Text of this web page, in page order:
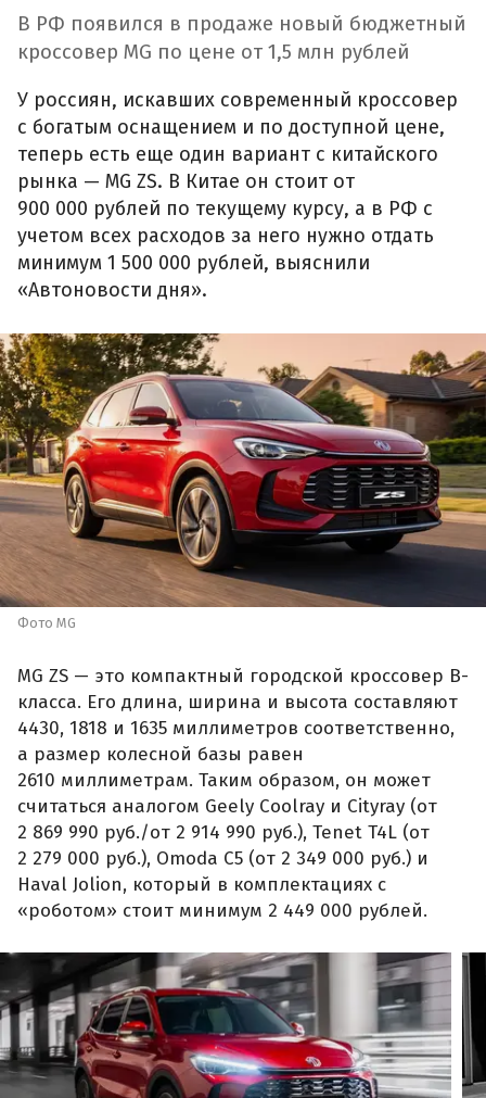
В РФ появился в продаже новый бюджетный
кроссовер MG по цене от 1,5 млн рублей
У россиян, искавших современный кроссовер
с богатым оснащением и по доступной цене,
теперь есть еще один вариант с китайского
рынка — MG ZS. В Китае он стоит от
900 000 рублей по текущему курсу, а в РФ с
учетом всех расходов за него нужно отдать
минимум 1 500 000 рублей, выяснили
«Автоновости дня».
Фото MG
MG ZS — это компактный городской кроссовер B-
класса. Его длина, ширина и высота составляют
4430, 1818 и 1635 миллиметров соответственно,
а размер колесной базы равен
2610 миллиметрам. Таким образом, он может
считаться аналогом Geely Coolray и Cityray (от
2 869 990 руб./от 2 914 990 руб.), Tenet T4L (от
2 279 000 руб.), Omoda C5 (от 2 349 000 руб.) и
Haval Jolion, который в комплектациях с
«роботом» стоит минимум 2 449 000 рублей.